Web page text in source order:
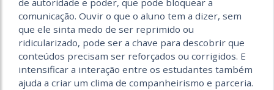
de autoridade e poder, que pode bloquear a
comunicação. Ouvir o que o aluno tem a dizer, sem
que ele sinta medo de ser reprimido ou
ridicularizado, pode ser a chave para descobrir que
conteúdos precisam ser reforçados ou corrigidos. E
intensificar a interação entre os estudantes também
ajuda a criar um clima de companheirismo e parceria.